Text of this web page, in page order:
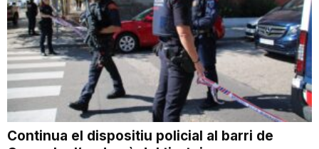
e
T
Continua el dispositiu policial al barri de